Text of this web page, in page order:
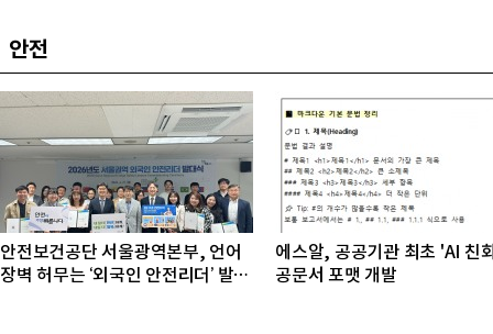
안전
안전보건공단 서울광역본부, 언어
장벽 허무는 ‘외국인 안전리더’ 발대
에스알, 공공기관 최초 'AI 친
공문서 포맷 개발